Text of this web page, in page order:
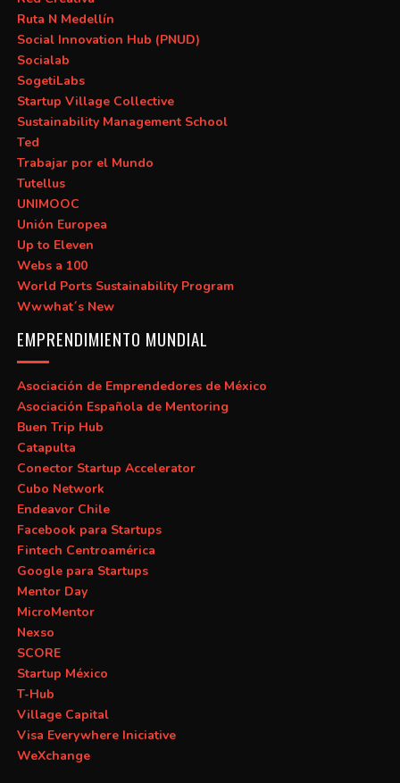
Ruta N Medellín
Social Innovation Hub (PNUD)
Socialab
SogetiLabs
Startup Village Collective
Sustainability Management School
Ted
Trabajar por el Mundo
Tutellus
UNIMOOC
Unión Europea
Up to Eleven
Webs a 100
World Ports Sustainability Program
Wwwhat´s New
EMPRENDIMIENTO MUNDIAL
Asociación de Emprendedores de México
Asociación Española de Mentoring
Buen Trip Hub
Catapulta
Conector Startup Accelerator
Cubo Network
Endeavor Chile
Facebook para Startups
Fintech Centroamérica
Google para Startups
Mentor Day
MicroMentor
Nexso
SCORE
Startup México
T-Hub
Village Capital
Visa Everywhere Iniciative
WeXchange